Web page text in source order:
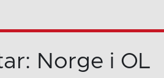
Norge i OL